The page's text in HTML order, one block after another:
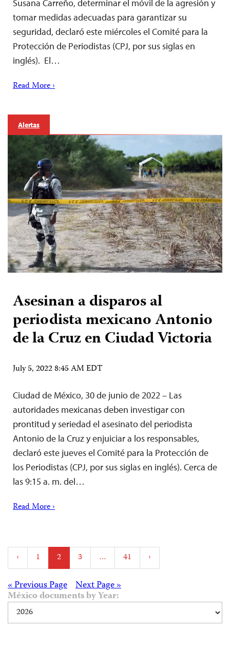
Susana Carreño, determinar el móvil de la agresión y
tomar medidas adecuadas para garantizar su
seguridad, declaró este miércoles el Comité para la
Protección de Periodistas (CPJ, por sus siglas en
inglés). El…
Read More ›
Alertas
Asesinan a disparos al
periodista mexicano Antonio
de la Cruz en Ciudad Victoria
July 5, 2022 8:45 AM EDT
Ciudad de México, 30 de junio de 2022 – Las
autoridades mexicanas deben investigar con
prontitud y seriedad el asesinato del periodista
Antonio de la Cruz y enjuiciar a los responsables,
declaró este jueves el Comité para la Protección de
los Periodistas (CPJ, por sus siglas en inglés). Cerca de
las 9:15 a. m. del…
Read More ›
Posts
pagination
‹ 1 2 3 … 41 ›
Posts
navigation
Next Page »
« Previous Page
México documents by Year: